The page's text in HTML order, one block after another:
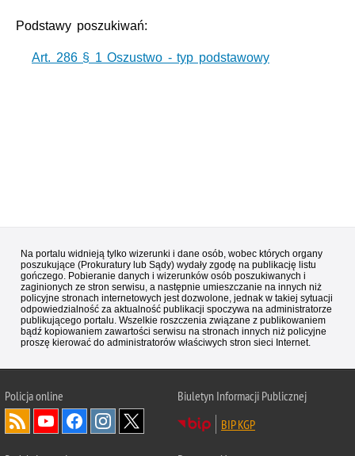
Podstawy poszukiwań:
Art. 286 § 1 Oszustwo - typ podstawowy
Na portalu widnieją tylko wizerunki i dane osób, wobec których organy
poszukujące (Prokuratury lub Sądy) wydały zgodę na publikację listu
gończego. Pobieranie danych i wizerunków osób poszukiwanych i
zaginionych ze stron serwisu, a następnie umieszczanie na innych niż
policyjne stronach internetowych jest dozwolone, jednak w takiej sytuacji
odpowiedzialność za aktualność publikacji spoczywa na administratorze
publikującego portalu. Wszelkie roszczenia związane z publikowaniem
bądź kopiowaniem zawartości serwisu na stronach innych niż policyjne
proszę kierować do administratorów właściwych stron sieci Internet.
Policjaonline
Biuletyn Informacji Publicznej
BIP KGP